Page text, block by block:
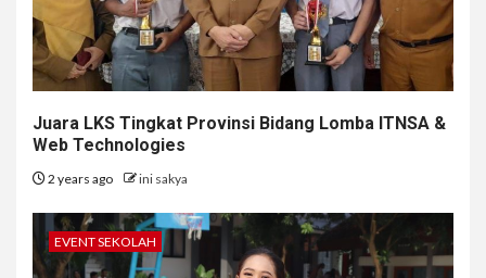
Juara LKS Tingkat Provinsi Bidang Lomba ITNSA &
Web Technologies
2 years ago ini sakya
EVENT SEKOLAH